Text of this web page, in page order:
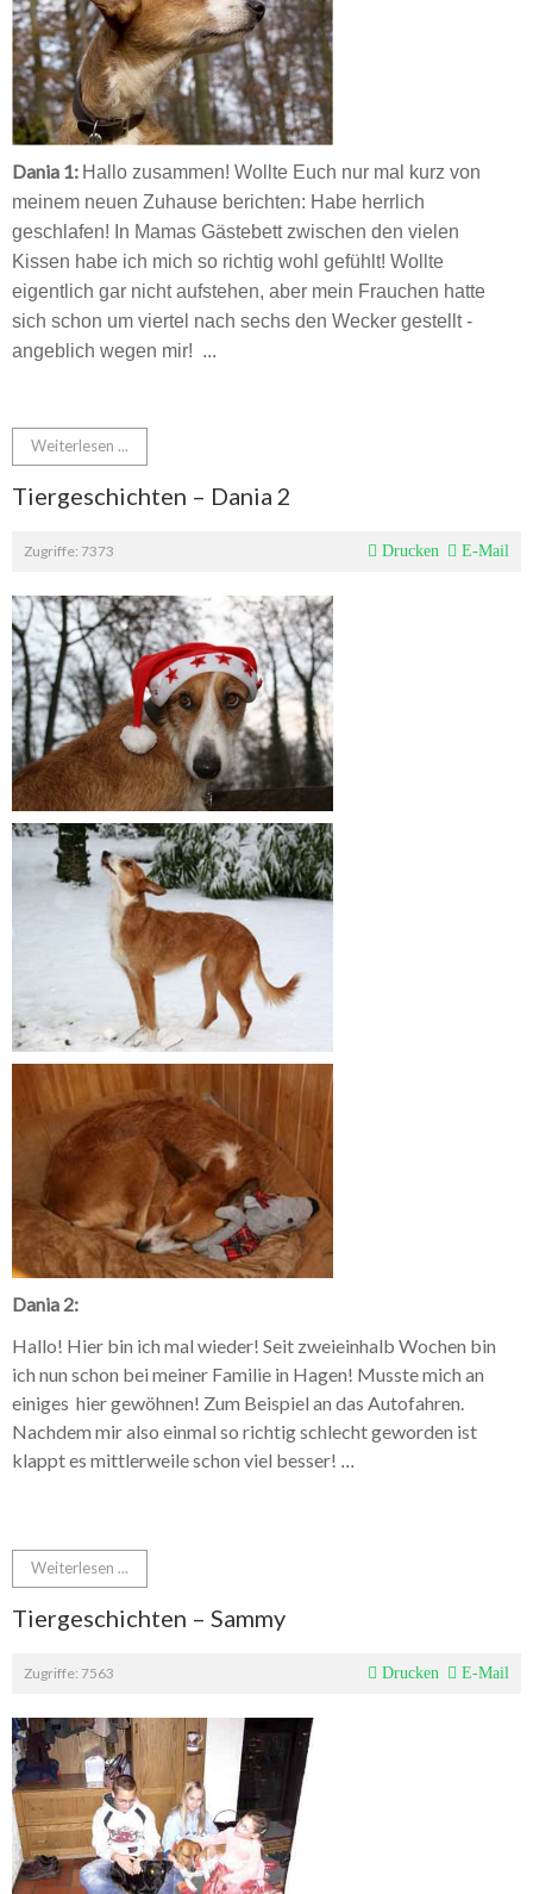
Dania 1: Hallo zusammen! Wollte Euch nur mal kurz von
meinem neuen Zuhause berichten: Habe herrlich
geschlafen! In Mamas Gästebett zwischen den vielen
Kissen habe ich mich so richtig wohl gefühlt! Wollte
eigentlich gar nicht aufstehen, aber mein Frauchen hatte
sich schon um viertel nach sechs den Wecker gestellt -
angeblich wegen mir! ...
Weiterlesen ...
Tiergeschichten – Dania 2
Zugriffe: 7373 Drucken E-Mail
Dania 2:
Hallo! Hier bin ich mal wieder! Seit zweieinhalb Wochen bin
ich nun schon bei meiner Familie in Hagen! Musste mich an
einiges hier gewöhnen! Zum Beispiel an das Autofahren.
Nachdem mir also einmal so richtig schlecht geworden ist
klappt es mittlerweile schon viel besser! ...
Weiterlesen ...
Tiergeschichten – Sammy
Zugriffe: 7563 Drucken E-Mail